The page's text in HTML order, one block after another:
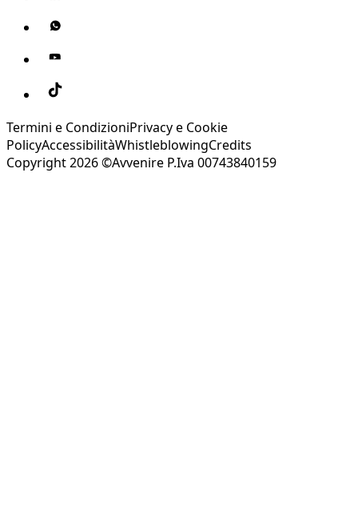
Termini e CondizioniPrivacy e Cookie
PolicyAccessibilitàWhistleblowingCredits
Copyright 2026 ©Avvenire P.Iva 00743840159